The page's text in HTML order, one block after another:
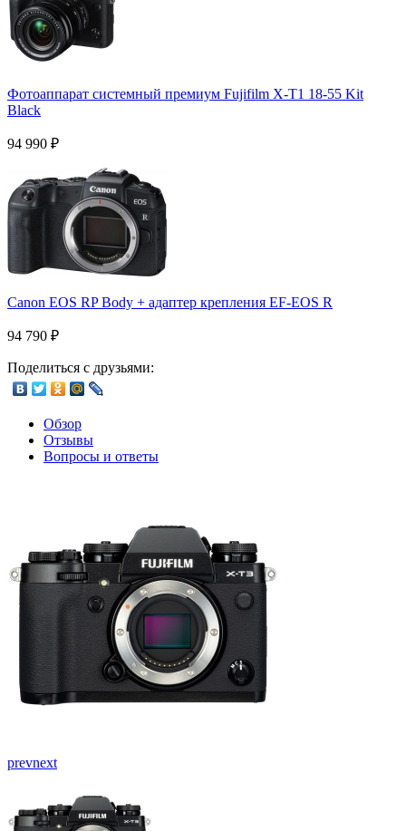
Фотоаппарат системный премиум Fujifilm X-T1 18-55 Kit
Black
94 990 ₽
Canon EOS RP Body + адаптер крепления EF-EOS R
94 790 ₽
Поделиться с друзьями:
Обзор
Отзывы
Вопросы и ответы
prevnext